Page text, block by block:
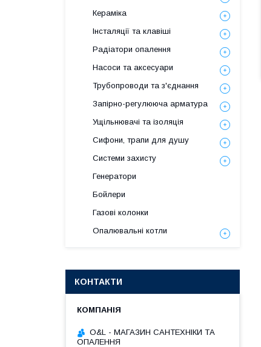
Кераміка
Інсталяції та клавіші
Радіатори опалення
Насоси та аксесуари
Трубопроводи та з'єднання
Запірно-регулююча арматура
Ущільнювачі та ізоляція
Сифони, трапи для душу
Системи захисту
Генератори
Бойлери
Газові колонки
Опалювальні котли
КОНТАКТИ
O&L - МАГАЗИН САНТЕХНІКИ ТА
ОПАЛЕННЯ